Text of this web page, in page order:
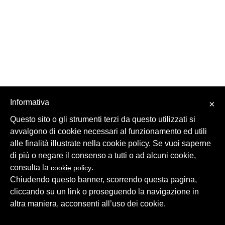
×
Informativa
Questo sito o gli strumenti terzi da questo utilizzati si
avvalgono di cookie necessari al funzionamento ed utili
alle finalità illustrate nella cookie policy. Se vuoi saperne
di più o negare il consenso a tutti o ad alcuni cookie,
consulta la cookie policy.
Chiudendo questo banner, scorrendo questa pagina,
cliccando su un link o proseguendo la navigazione in
altra maniera, acconsenti all’uso dei cookie.